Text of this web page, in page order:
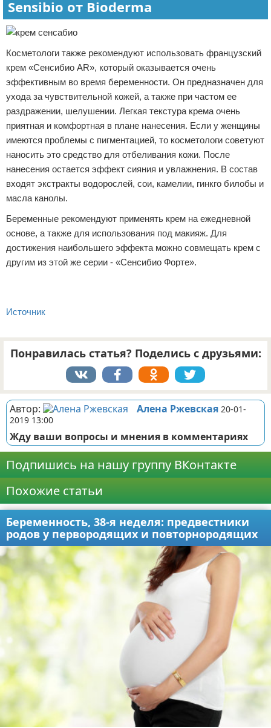
Sensibio от Bioderma
Косметологи также рекомендуют использовать французский
крем «Сенсибио AR», который оказывается очень
эффективным во время беременности. Он предназначен для
ухода за чувствительной кожей, а также при частом ее
раздражении, шелушении. Легкая текстура крема очень
приятная и комфортная в плане нанесения. Если у женщины
имеются проблемы с пигментацией, то косметологи советуют
наносить это средство для отбеливания кожи. После
нанесения остается эффект сияния и увлажнения. В состав
входят экстракты водорослей, сои, камелии, гинкго билобы и
масла канолы.
Беременные рекомендуют применять крем на ежедневной
основе, а также для использования под макияж. Для
достижения наибольшего эффекта можно совмещать крем с
другим из этой же серии - «Сенсибио Форте».
Источник
Понравилась статья? Поделись с друзьями:
Автор: Алена Ржевская 20-01-
2019 13:00
Жду ваши вопросы и мнения в комментариях
Подпишись на нашу группу ВКонтакте
Похожие статьи
Беременность, 38-я неделя: предвестники
родов у первородящих и повторнородящих